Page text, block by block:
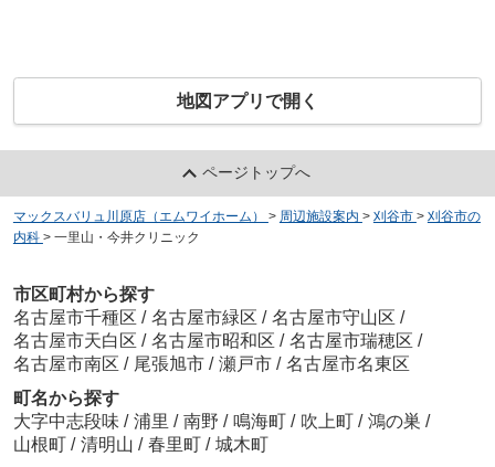
地図アプリで開く
ページトップへ
マックスバリュ川原店（エムワイホーム） > 周辺施設案内 > 刈谷市 > 刈谷市の
内科 > 一里山・今井クリニック
市区町村から探す
名古屋市千種区 / 名古屋市緑区 / 名古屋市守山区 /
名古屋市天白区 / 名古屋市昭和区 / 名古屋市瑞穂区 /
名古屋市南区 / 尾張旭市 / 瀬戸市 / 名古屋市名東区
町名から探す
大字中志段味 / 浦里 / 南野 / 鳴海町 / 吹上町 / 鴻の巣 /
山根町 / 清明山 / 春里町 / 城木町